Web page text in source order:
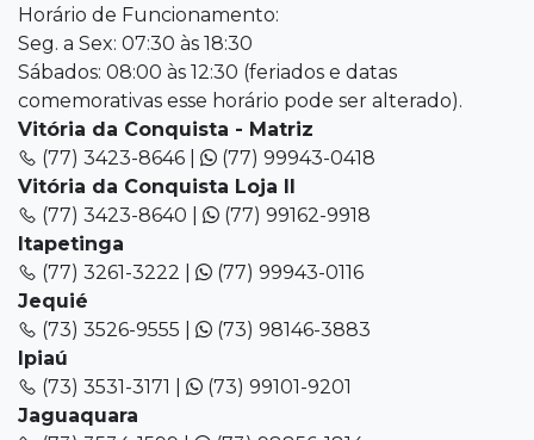
Horário de Funcionamento:
Seg. a Sex: 07:30 às 18:30
Sábados: 08:00 às 12:30 (feriados e datas
comemorativas esse horário pode ser alterado).
Vitória da Conquista - Matriz
(77) 3423-8646 |
(77) 99943-0418
Vitória da Conquista Loja II
(77) 3423-8640 |
(77) 99162-9918
Itapetinga
(77) 3261-3222 |
(77) 99943-0116
Jequié
(73) 3526-9555 |
(73) 98146-3883
Ipiaú
(73) 3531-3171 |
(73) 99101-9201
Jaguaquara